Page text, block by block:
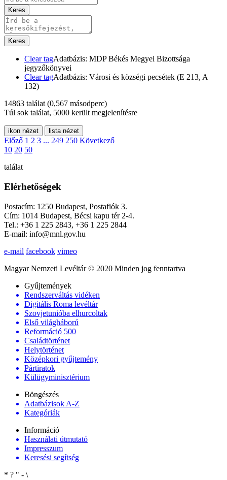
Keres
Keres
Clear tagAdatbázis: MDP Békés Megyei Bizottsága
jegyzőkönyvei
Clear tagAdatbázis: Városi és községi pecsétek (E 213, A
132)
14863 találat (0,567 másodperc)
Túl sok találat, 5000 került megjelenítésre
ikon nézet lista nézet
Előző 1 2 3 ... 249 250 Következő
10 20 50
találat
Elérhetőségek
Postacím: 1250 Budapest, Postafiók 3.
Cím: 1014 Budapest, Bécsi kapu tér 2-4.
Tel.: +36 1 225 2843, +36 1 225 2844
E-mail: info@mnl.gov.hu
e-mail facebook vimeo
Magyar Nemzeti Levéltár © 2020 Minden jog fenntartva
Gyűjtemények
Rendszerváltás vidéken
Digitális Roma levéltár
Szovjetunióba elhurcoltak
Első világháború
Reformáció 500
Családtörténet
Helytörténet
Középkori gyűjtemény
Pártiratok
Külügyminisztérium
Böngészés
Adatbázisok A-Z
Kategóriák
Információ
Használati útmutató
Impresszum
Keresési segítség
* ? " - \